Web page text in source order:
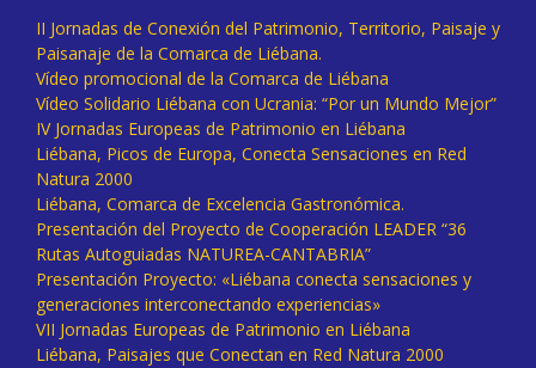
II Jornadas de Conexión del Patrimonio, Territorio, Paisaje y
Paisanaje de la Comarca de Liébana.
Vídeo promocional de la Comarca de Liébana
Vídeo Solidario Liébana con Ucrania: “Por un Mundo Mejor”
IV Jornadas Europeas de Patrimonio en Liébana
Liébana, Picos de Europa, Conecta Sensaciones en Red
Natura 2000
Liébana, Comarca de Excelencia Gastronómica.
Presentación del Proyecto de Cooperación LEADER “36
Rutas Autoguiadas NATUREA-CANTABRIA”
Presentación Proyecto: «Liébana conecta sensaciones y
generaciones interconectando experiencias»
VII Jornadas Europeas de Patrimonio en Liébana
Liébana, Paisajes que Conectan en Red Natura 2000